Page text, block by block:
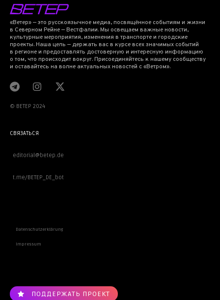
«Ветер» — это русскоязычное медиа, посвящённое событиям и жизни
в Северном Рейне — Вестфалии. Мы освещаем важные новости,
культурные мероприятия, изменения в транспорте и городские
проекты. Наша цель — держать вас в курсе всех значимых событий
в регионе и предоставлять достоверную и интересную информацию
о том, что происходит вокруг. Присоединяйтесь к нашему сообществу
и оставайтесь на волне актуальных новостей с «Ветром».
© BETEP 2024
СВЯЗАТЬСЯ
editorial@betep.de
t.me/BETEP_DE_bot
Datenschutzerklärung
Impressum
ПОДДЕРЖАТЬ ПРОЕКТ